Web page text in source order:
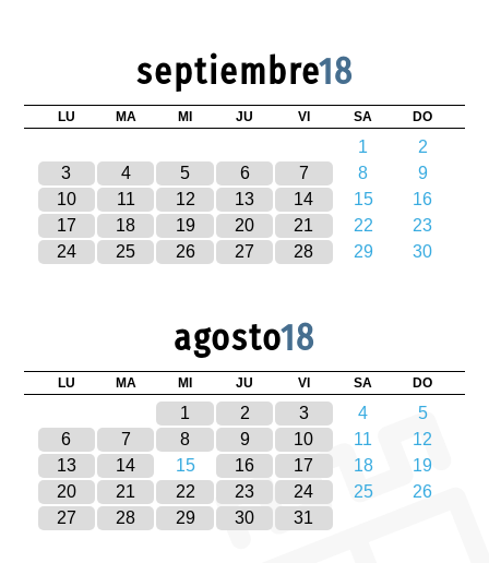
septiembre18
LU MA MI JU VI SA DO
1
2
3
4 5 6 7 8
9
10
11 12 13 14 15
16
17
18 19 20 21 22
23
24
25 26 27 28 29 30
agosto18
LU MA MI JU VI SA DO
1 2 3 4
5
6
7 8 9 10 11
12
13
14 15 16 17 18
19
20
21 22 23 24 25
26
27
28 29 30 31